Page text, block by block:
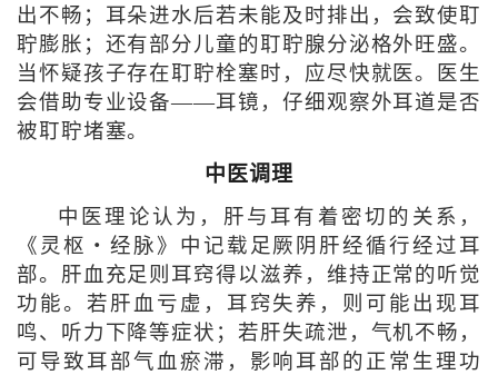
出不畅；耳朵进水后若未能及时排出，会致使耵
聍膨胀；还有部分儿童的耵聍腺分泌格外旺盛。
当怀疑孩子存在耵聍栓塞时，应尽快就医。医生
会借助专业设备——耳镜，仔细观察外耳道是否
被耵聍堵塞。
中医调理
中医理论认为，肝与耳有着密切的关系，
《灵枢・经脉》中记载足厥阴肝经循行经过耳
部。肝血充足则耳窍得以滋养，维持正常的听觉
功能。若肝血亏虚，耳窍失养，则可能出现耳
鸣、听力下降等症状；若肝失疏泄，气机不畅，
可导致耳部气血瘀滞，影响耳部的正常生理功